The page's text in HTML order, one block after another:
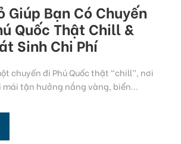
Giúp Bạn Có Chuyến
Quốc Thật Chill &
Sinh Chi Phí
chuyến đi Phú Quốc thật “chill”, nơi
mái tận hưởng nắng vàng, biển...